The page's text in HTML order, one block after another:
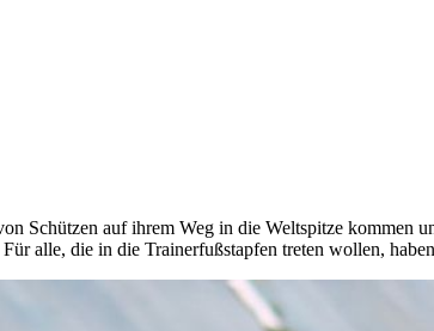
Schützen auf ihrem Weg in die Weltspitze kommen
alle, die in die Trainerfußstapfen treten wollen,